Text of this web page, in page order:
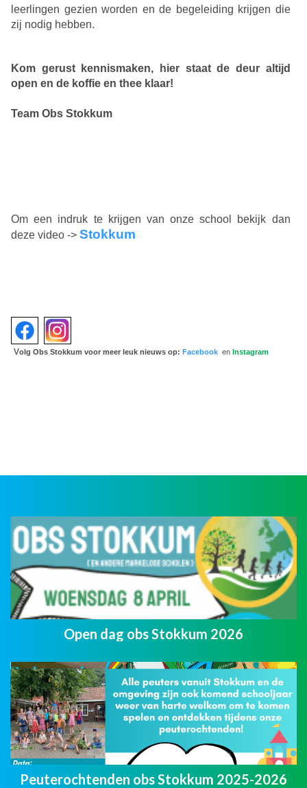
leerlingen gezien worden en de begeleiding krijgen die
zij nodig hebben.
Kom gerust kennismaken, hier staat de deur altijd
open en de koffie en thee klaar!
Team Obs Stokkum
Om een indruk te krijgen van onze school bekijk dan
deze video -> Stokkum
volg Obs Stokkum voor meer leuk nieuws op: Facebook en Instagram
Open dag obs Stokkum 2026
Peuterochtenden obs Stokkum 2025-2026